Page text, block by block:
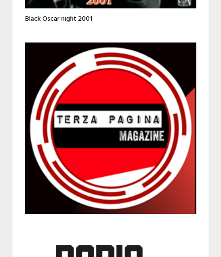
Black Oscar night 2001